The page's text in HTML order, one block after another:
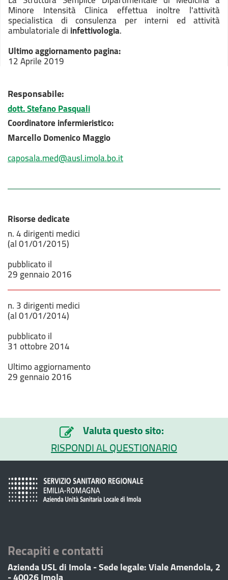
Minore Intensità Clinica effettua inoltre l'attività
specialistica di consulenza per interni ed attività
ambulatoriale diinfettivologia.
Ultimo aggiornamento pagina:
12 Aprile 2019
Responsabile:
dott. Stefano Pasquali
Coordinatore infermieristico:
Marcello Domenico Maggio
caposala.med@ausl.imola.bo.it
Risorse dedicate
n. 4 dirigenti medici
(al 01/01/2015)
pubblicato il
29 gennaio 2016
n. 3 dirigenti medici
(al 01/01/2014)
pubblicato il
31 ottobre 2014
Ultimo aggiornamento
29 gennaio 2016
Valuta questo sito:
RISPONDI AL QUESTIONARIO
Recapiti e contatti
Azienda USL di Imola - Sede legale: Viale Amendola, 2